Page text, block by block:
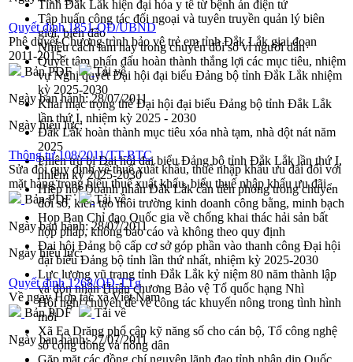
Tỉnh Đắk Lắk hiện đại hóa y tế từ bệnh án điện tử
Tập huấn công tác đối ngoại và tuyên truyền quản lý biên
giới, biển đảo
Nhiều cách làm hay trong chuyển đổi số vì người dân
Quyết tâm phấn đấu hoàn thành thắng lợi các mục tiêu, nhiệm
vụ Nghị quyết Đại hội đại biểu Đảng bộ tỉnh Đắk Lắk nhiệm
kỳ 2025-2030
Khai mạc trọng thể Đại hội đại biểu Đảng bộ tỉnh Đắk Lắk
lần thứ I, nhiệm kỳ 2025 - 2030
Đắk Lắk hoàn thành mục tiêu xóa nhà tạm, nhà dột nát năm
2025
Phiên trù bị Đại hội đại biểu Đảng bộ tỉnh Đắk Lắk lần thứ I,
nhiệm kỳ 2025-2030
Hiệp hội Doanh nhân Đắk Lắk cần tiên phong trong chuyển
đổi số, kiến tạo môi trường kinh doanh công bằng, minh bạch
Họp Ban Chỉ đạo Quốc gia về chống khai thác hải sản bất
hợp pháp, không báo cáo và không theo quy định
Đại hội Đảng bộ cấp cơ sở góp phần vào thanh công Đại hội
đại biểu Đảng bộ tỉnh lần thứ nhất, nhiệm kỳ 2025-2030
Lực lượng vũ trang tỉnh Đắk Lắk kỷ niệm 80 năm thành lập
và đón nhận Huân chương Bảo vệ Tổ quốc hạng Nhì
Hội nghị chuyên đề về công tác khuyến nông trong tình hình
mới
Xã Ea Drăng phổ cập kỹ năng số cho cán bộ, Tổ công nghệ
số cộng đồng và nông dân
Quyết định 1851-QĐ/UBND
Phê duyệt Chương trình bảo vệ trẻ em tỉnh Đắk Lắk giai đoạn
2011-2015
Bản PDF
Tải về
Ngày ban hành:28/07/2011
Ngày hiệu lực:
Thông tư 108/2011/TT-BTC
Sửa đổi quy định về thuế xuất khẩu, thuế nhập khẩu ưu đãi đối với
mặt hàng trong biểu thuế xuất khẩu, biểu thuế nhập khẩu ưu đãi
Bản PDF
Tải về
Ngày ban hành:28/07/2011
Ngày hiệu lực:
Quyết định 1268/QĐ-TTg
Về ngày Hợp tác xã Việt Nam
Bản PDF
Tải về
Ngày ban hành:27/07/2011